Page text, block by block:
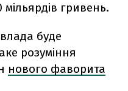
мільярдів гривень.
буде
розуміння
нового фаворита